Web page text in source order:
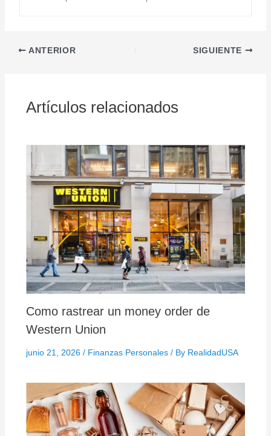
ANTERIOR SIGUIENTE
Artículos relacionados
Como rastrear un money order de
Western Union
junio 21, 2026 / Finanzas Personales/ By RealidadUSA